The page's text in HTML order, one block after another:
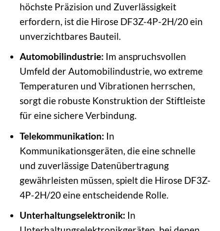
höchste Präzision und Zuverlässigkeit
erfordern, ist die Hirose DF3Z-4P-2H/20 ein
unverzichtbares Bauteil.
Automobilindustrie: Im anspruchsvollen
Umfeld der Automobilindustrie, wo extreme
Temperaturen und Vibrationen herrschen,
sorgt die robuste Konstruktion der Stiftleiste
für eine sichere Verbindung.
Telekommunikation: In
Kommunikationsgeräten, die eine schnelle
und zuverlässige Datenübertragung
gewährleisten müssen, spielt die Hirose DF3Z-
4P-2H/20 eine entscheidende Rolle.
Unterhaltungselektronik: In